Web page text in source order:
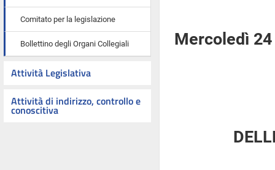
Comitato per la legislazione
Bollettino degli Organi Collegiali
Attività Legislativa
Attività di indirizzo, controllo e
conoscitiva
Mercoledì